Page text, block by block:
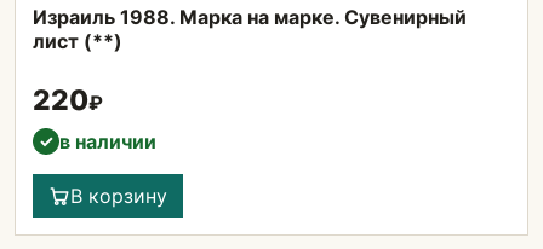
Израиль 1988. Марка на марке. Сувенирный
лист (**)
220₽
✓ в наличии
В корзину